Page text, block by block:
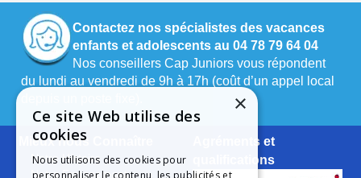
Contactez nos spécialistes des vacances
enfants et adolescents au 04 78 79 64 04
Nos conseillers Cap Juniors vous répondent
du lundi au vendredi de 9h à 17h (coût d’un appel local
Mieux nous Connaître
Notre Histoire
Notre Engagement
Agréments et
qualifications
×
Ce site Web utilise des
cookies
Nous utilisons des cookies pour
personnaliser le contenu, les publicités et